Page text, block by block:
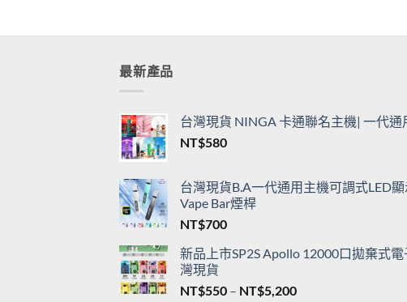
最新產品
台灣現貨 NINGA 卡通聯名主機| 一代
NT$580
台灣現貨B.A一代通用主機可調式LED
Vape Bar煙桿
NT$700
新品上市SP2S Apollo 12000口拋棄式
灣現貨
NT$550 – NT$5,200價